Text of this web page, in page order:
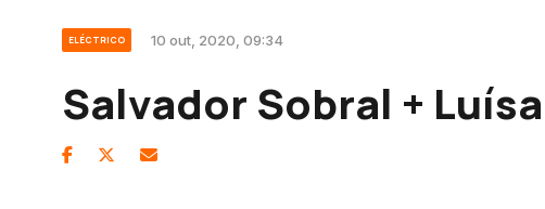
ELÉCTRICO 10 out, 2020, 09:34
Salvador Sobral +